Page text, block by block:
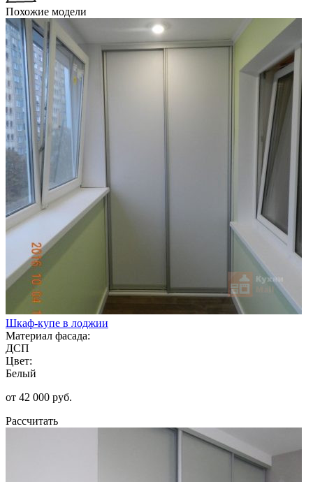
Похожие модели
Шкаф-купе в лоджии
Материал фасада:
ДСП
Цвет:
Белый
от 42 000 руб.
Рассчитать